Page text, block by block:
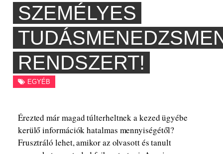
SZEMÉLYES
RENDSZERT!
EGYÉB
Érezted már magad túlterheltnek a kezed ügyébe
kerülő információk hatalmas mennyiségétől?
Frusztráló lehet, amikor az olvasott és tanult